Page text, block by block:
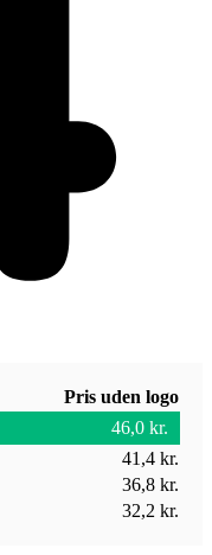
Pris uden logo
46,0 kr.
41,4 kr.
36,8 kr.
32,2 kr.